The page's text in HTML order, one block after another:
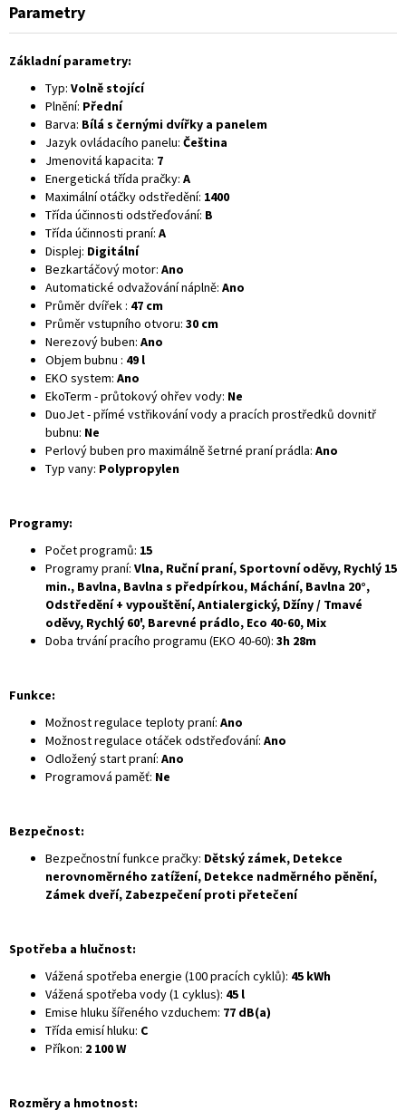
Parametry
Základní parametry:
Typ: Volně stojící
Plnění: Přední
Barva: Bílá s černými dvířky a panelem
Jazyk ovládacího panelu: Čeština
Jmenovitá kapacita: 7
Energetická třída pračky: A
Maximální otáčky odstředění: 1400
Třída účinnosti odstřeďování: B
Třída účinnosti praní: A
Displej: Digitální
Bezkartáčový motor: Ano
Automatické odvažování náplně: Ano
Průměr dvířek : 47 cm
Průměr vstupního otvoru: 30 cm
Nerezový buben: Ano
Objem bubnu : 49 l
EKO system: Ano
EkoTerm - průtokový ohřev vody: Ne
DuoJet - přímé vstřikování vody a pracích prostředků dovnitř
bubnu: Ne
Perlový buben pro maximálně šetrné praní prádla: Ano
Typ vany: Polypropylen
Programy:
Počet programů: 15
Programy praní: Vlna, Ruční praní, Sportovní oděvy, Rychlý 15
min., Bavlna, Bavlna s předpírkou, Máchání, Bavlna 20°,
Odstředění + vypouštění, Antialergický, Džíny / Tmavé
oděvy, Rychlý 60', Barevné prádlo, Eco 40-60, Mix
Doba trvání pracího programu (EKO 40-60): 3h 28m
Funkce:
Možnost regulace teploty praní: Ano
Možnost regulace otáček odstřeďování: Ano
Odložený start praní: Ano
Programová paměť: Ne
Bezpečnost:
Bezpečnostní funkce pračky: Dětský zámek, Detekce
nerovnoměrného zatížení, Detekce nadměrného pěnění,
Zámek dveří, Zabezpečení proti přetečení
Spotřeba a hlučnost:
Vážená spotřeba energie (100 pracích cyklů): 45 kWh
Vážená spotřeba vody (1 cyklus): 45 l
Emise hluku šířeného vzduchem: 77 dB(a)
Třída emisí hluku: C
Příkon: 2 100 W
Rozměry a hmotnost: